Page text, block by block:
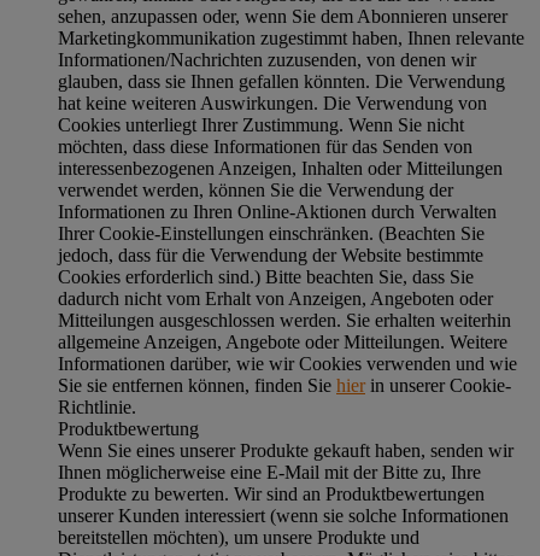
sehen, anzupassen oder, wenn Sie dem Abonnieren unserer
Marketingkommunikation zugestimmt haben, Ihnen relevante
Informationen/Nachrichten zuzusenden, von denen wir
glauben, dass sie Ihnen gefallen könnten. Die Verwendung
hat keine weiteren Auswirkungen. Die Verwendung von
Cookies unterliegt Ihrer Zustimmung. Wenn Sie nicht
möchten, dass diese Informationen für das Senden von
interessenbezogenen Anzeigen, Inhalten oder Mitteilungen
verwendet werden, können Sie die Verwendung der
Informationen zu Ihren Online-Aktionen durch Verwalten
Ihrer Cookie-Einstellungen einschränken. (Beachten Sie
jedoch, dass für die Verwendung der Website bestimmte
Cookies erforderlich sind.) Bitte beachten Sie, dass Sie
dadurch nicht vom Erhalt von Anzeigen, Angeboten oder
Mitteilungen ausgeschlossen werden. Sie erhalten weiterhin
allgemeine Anzeigen, Angebote oder Mitteilungen. Weitere
Informationen darüber, wie wir Cookies verwenden und wie
Sie sie entfernen können, finden Sie hierin unserer Cookie-
Richtlinie.
Produktbewertung
Wenn Sie eines unserer Produkte gekauft haben, senden wir
Ihnen möglicherweise eine E-Mail mit der Bitte zu, Ihre
Produkte zu bewerten. Wir sind an Produktbewertungen
unserer Kunden interessiert (wenn sie solche Informationen
bereitstellen möchten), um unsere Produkte und